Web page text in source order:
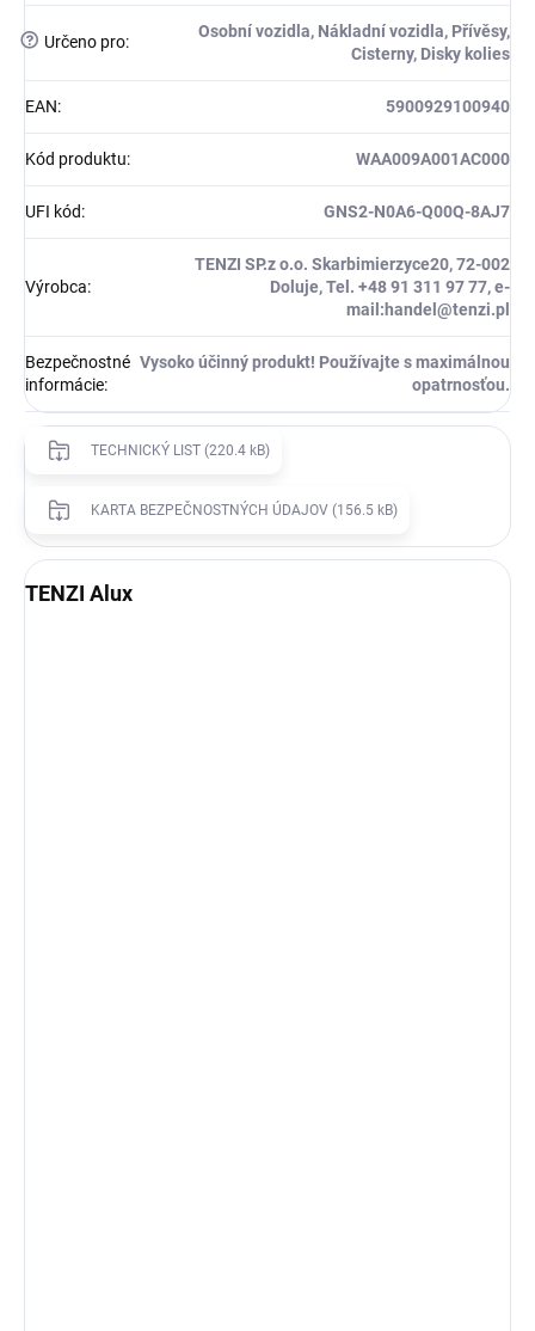
? Určeno pro:
Osobní vozidla, Nákladní vozidla, Přívěsy,
Cisterny, Disky kolies
EAN: 5900929100940
Kód produktu: WAA009A001AC000
UFI kód: GNS2-N0A6-Q00Q-8AJ7
Výrobca:
TENZI SP.z o.o. Skarbimierzyce20, 72-002
Doluje, Tel. +48 91 311 97 77, e-
mail:handel@tenzi.pl
Bezpečnostné
informácie:
Vysoko účinný produkt! Používajte s maximálnou
opatrnosťou.
TECHNICKÝ LIST (220.4 kB)
KARTA BEZPEČNOSTNÝCH ÚDAJOV (156.5 kB)
TENZI Alux